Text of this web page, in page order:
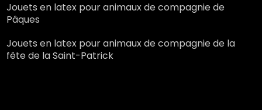
Jouets en latex pour animaux de compagnie de
Pâques
Jouets en latex pour animaux de compagnie de la
fête de la Saint-Patrick